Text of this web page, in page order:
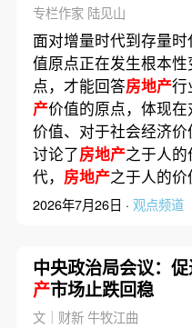
专栏作家 陆见山
面对增量时代到存量时
值原点正在发生根本
点，才能回答房地产行
产价值的原点，体现
价值、对于社会经济
讨论了房地产之于人
代， 房地产之于人的
2026年7月26日 · 观点频道
中央政治局会议：
产市场止跌回稳
文｜财新 牛牧江曲